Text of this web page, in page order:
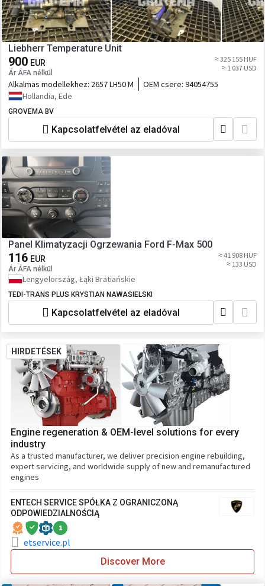
Liebherr Temperature Unit
900 EUR
Ár ÁFA nélkül
≈ 325 155 HUF
≈ 1 037 USD
Alkalmas modellekhez: 2657 LH50 M OEM csere: 94054755
Hollandia, Ede
GROVEMA BV
Kapcsolatfelvétel az eladóval
Panel Klimatyzacji Ogrzewania Ford F-Max 500
116 EUR
Ár ÁFA nélkül
≈ 41 908 HUF
≈ 133 USD
Lengyelország, Łąki Bratiańskie
TEDI-TRANS PLUS KRYSTIAN NAWASIELSKI
Kapcsolatfelvétel az eladóval
HIRDETÉSEK
Engine regeneration & OEM-level solutions for every
industry
As a trusted manufacturer, we deliver precision engine rebuilding,
expert servicing, and worldwide supply of new and remanufactured
engines
ENTECH SERVICE SPÓŁKA Z OGRANICZONĄ
ODPOWIEDZIALNOŚCIĄ
1
etservice.pl
Discover More